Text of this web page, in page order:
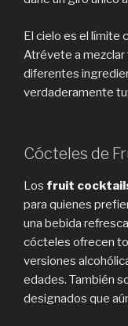
El cielo es el límite
Atrévete a mezclar
diferentes
verdaderamente
Cócteles de
Los fruit
para quienes
una bebida
cócteles ofrecen
versiones
edades. También
designados que